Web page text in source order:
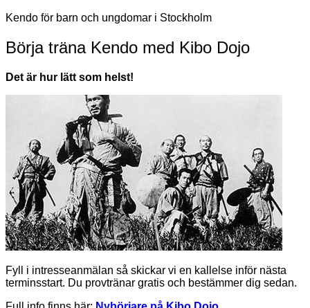
Kendo för barn och ungdomar i Stockholm
Börja träna Kendo med Kibo Dojo
Det är hur lätt som helst!
Fyll i intresseanmälan så skickar vi en kallelse inför nästa
terminsstart. Du provtränar gratis och bestämmer dig sedan.